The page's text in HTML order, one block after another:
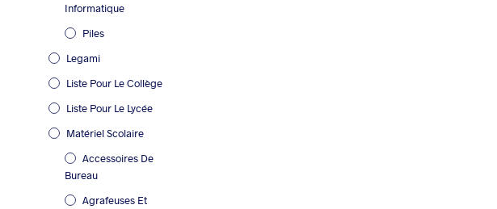
Informatique
Piles
Legami
Liste Pour Le Collège
Liste Pour Le Lycée
Matériel Scolaire
Accessoires De
Bureau
Agrafeuses Et